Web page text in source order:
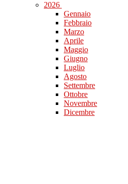
2026
Gennaio
Febbraio
Marzo
Aprile
Maggio
Giugno
Luglio
Agosto
Settembre
Ottobre
Novembre
Dicembre